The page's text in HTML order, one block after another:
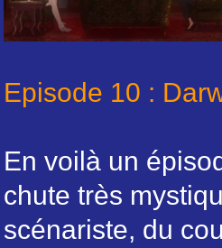
Episode 10 :
En voilà un
chute très
scénariste, du